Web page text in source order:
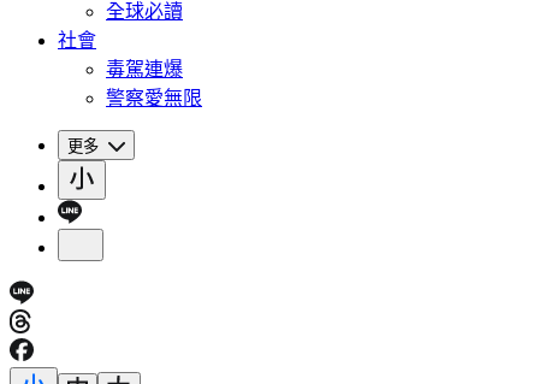
全球必讀
社會
毒駕連爆
警察愛無限
更多